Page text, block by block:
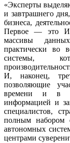
«Эксперты
и завтрашнего
бизнеса,
Первое — это
массивы
практически во
системы,
И, наконец,
позволяющие
времени и в
информацией и
специалистов,
полным набором
автономных
центрами